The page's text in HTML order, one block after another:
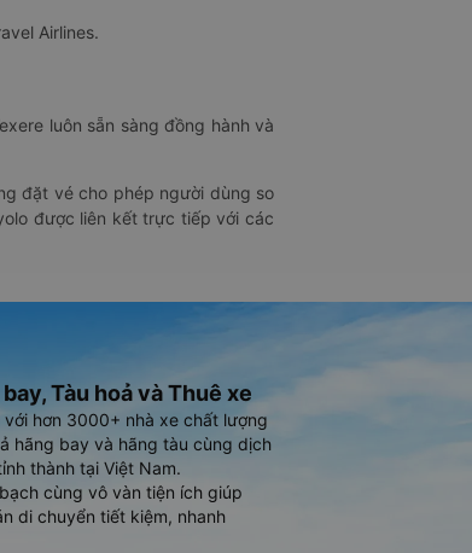
Airlines.
luôn sẵn sàng đồng hành và
đặt vé cho phép người dùng so
được liên kết trực tiếp với các
Tàu hoả và Thuê xe
hơn 3000+ nhà xe chất lượng
hãng bay và hãng tàu cùng dịch
thành tại Việt Nam.
cùng vô vàn tiện ích giúp
di chuyển tiết kiệm, nhanh